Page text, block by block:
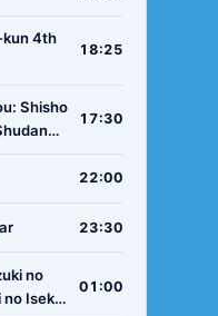
4th
18:25
Shisho
17:30
22:00
23:30
no
Isekai
01:00